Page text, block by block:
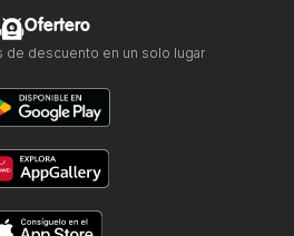
Ofertero
descuento en un solo lugar